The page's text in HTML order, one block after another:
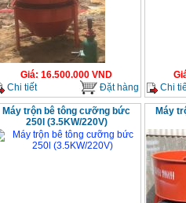
Giá: 16.500.000 VND
Chi tiết
Đặt hàng
Chi
Máy trộn bê tông cưỡng bức
250l (3.5KW/220V)
Máy